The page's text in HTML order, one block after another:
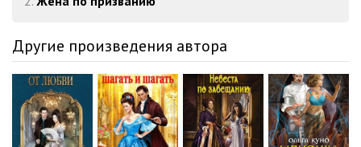
23 16:01
24 21:03
25 23:24
Другие произведения автора